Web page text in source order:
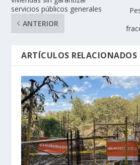
servicios públicos generales
ANTERIOR
ARTÍCULOS RELACIONADOS